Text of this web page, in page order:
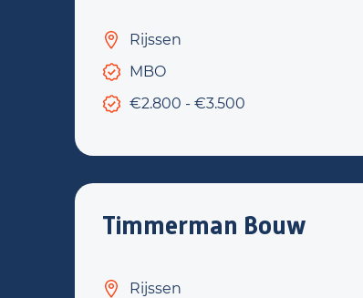
Rijssen
MBO
€2.800 - €3.500
Timmerman Bouw
Rijssen